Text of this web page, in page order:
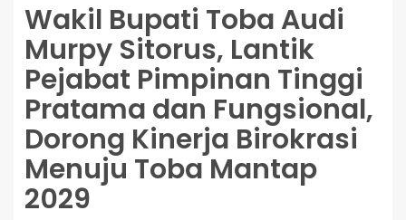
Wakil Bupati Toba Audi
Murpy Sitorus, Lantik
Pejabat Pimpinan Tinggi
Pratama dan Fungsional,
Dorong Kinerja Birokrasi
Menuju Toba Mantap
2029